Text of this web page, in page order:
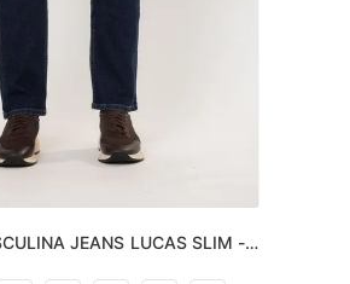
JEANS LUCAS SLIM -